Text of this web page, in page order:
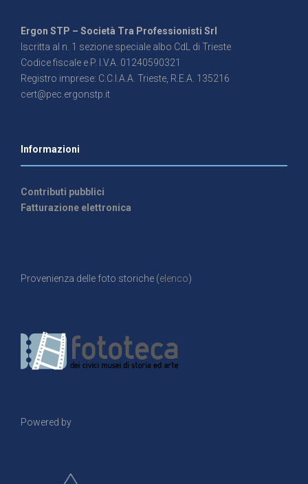
Ergon STP – Società Tra Professionisti Srl
Iscritta al n. 1 sezione speciale albo CdL di Trieste
Codice fiscale e P. I.V.A. 01240590321
Registro imprese: C.C.I.A.A. Trieste, R.E.A. 135216
cert@pec.ergonstp.it
Informazioni
Contributi pubblici
Fatturazione elettronica
Provenienza delle foto storiche (elenco)
Powered by